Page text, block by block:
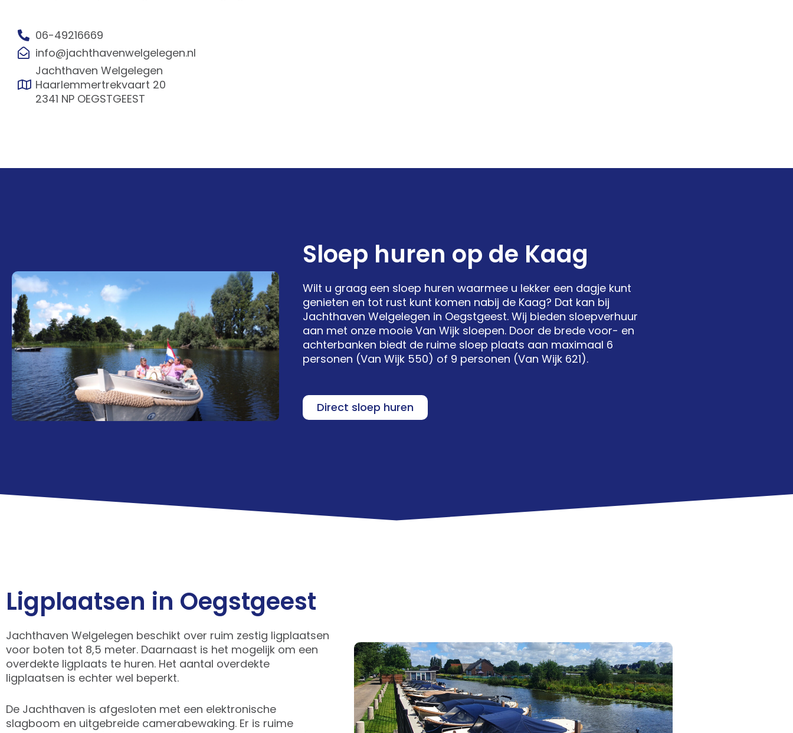
06-49216669
info@jachthavenwelgelegen.nl
Jachthaven Welgelegen
Haarlemmertrekvaart 20
2341 NP OEGSTGEEST
Sloep huren op de Kaag
Wilt u graag een sloep huren waarmee u lekker een dagje kunt
genieten en tot rust kunt komen nabij de Kaag? Dat kan bij
Jachthaven Welgelegen in Oegstgeest. Wij bieden sloepverhuur
aan met onze mooie Van Wijk sloepen. Door de brede voor- en
achterbanken biedt de ruime sloep plaats aan maximaal 6
personen (Van Wijk 550) of 9 personen (Van Wijk 621).
Direct sloep huren
Ligplaatsen in Oegstgeest
Jachthaven Welgelegen beschikt over ruim zestig ligplaatsen
voor boten tot 8,5 meter. Daarnaast is het mogelijk om een
overdekte ligplaats te huren. Het aantal overdekte
ligplaatsen is echter wel beperkt.
De Jachthaven is afgesloten met een elektronische
slagboom en uitgebreide camerabewaking. Er is ruime